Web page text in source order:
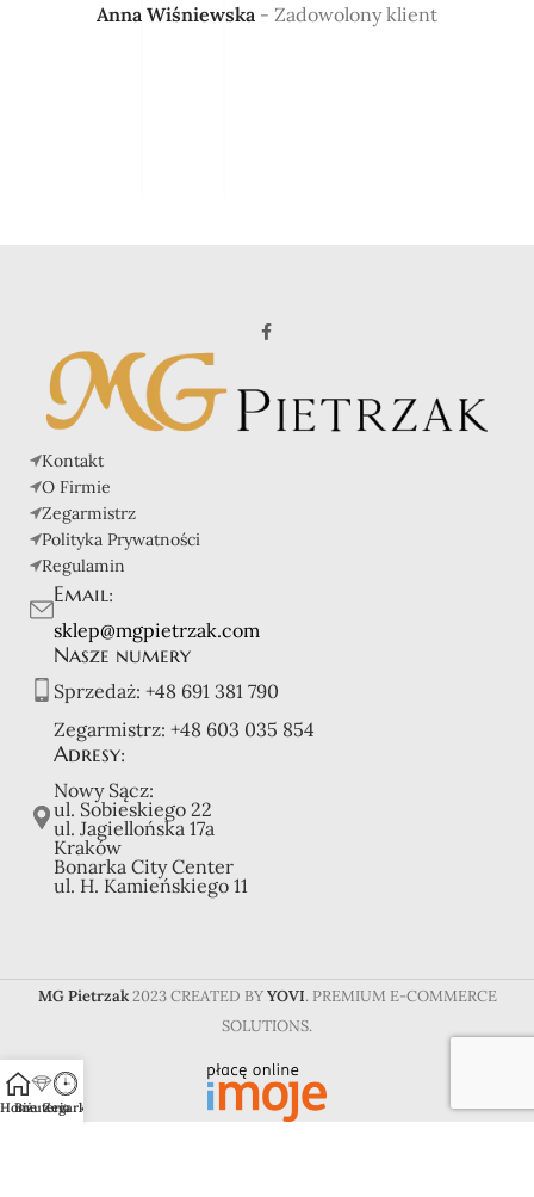
Anna Wiśniewska
Zadowolony klient
Kontakt
O Firmie
Zegarmistrz
Polityka Prywatności
Regulamin
Email:
sklep@mgpietrzak.com
Nasze numery
Sprzedaż: +48 691 381 790
Zegarmistrz: +48 603 035 854
Adresy:
Nowy Sącz:
ul. Sobieskiego 22
ul. Jagiellońska 17a
Kraków
Bonarka City Center
ul. H. Kamieńskiego 11
MG Pietrzak 2023 CREATED BYYOVI. PREMIUM E-COMMERCE
SOLUTIONS.
Home
Biżuteria
Zegarki